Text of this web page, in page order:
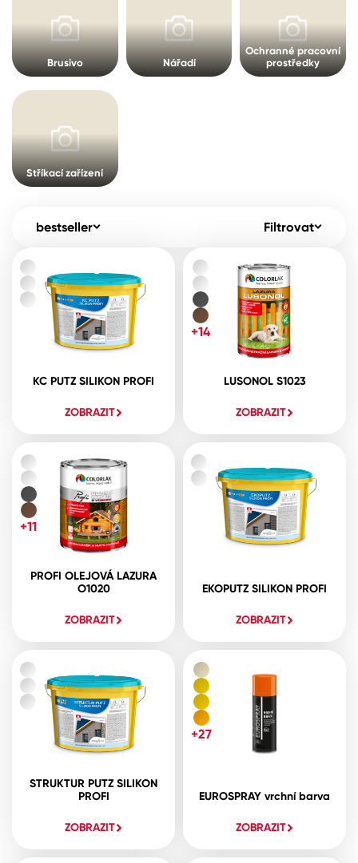
Kontakty Spreje
Ředidla, tužidla, čističe, technické
kapaliny
Brusivo Nářadí
Ochranné pracovní
prostředky
Stříkací zařízení
bestseller Filtrovat
KC PUTZ SILIKON PROFI
ZOBRAZIT
LUSONOL S1023
ZOBRAZIT
+14
PROFI OLEJOVÁ LAZURA
O1020
ZOBRAZIT
+11
EKOPUTZ SILIKON PROFI
ZOBRAZIT
STRUKTUR PUTZ SILIKON
PROFI
ZOBRAZIT
EUROSPRAY vrchní barva
ZOBRAZIT
+27